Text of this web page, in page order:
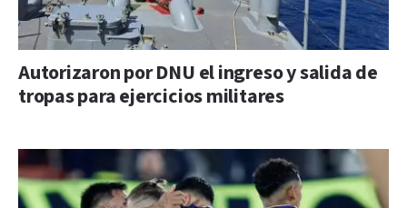
Autorizaron por DNU el ingreso y salida de
tropas para ejercicios militares